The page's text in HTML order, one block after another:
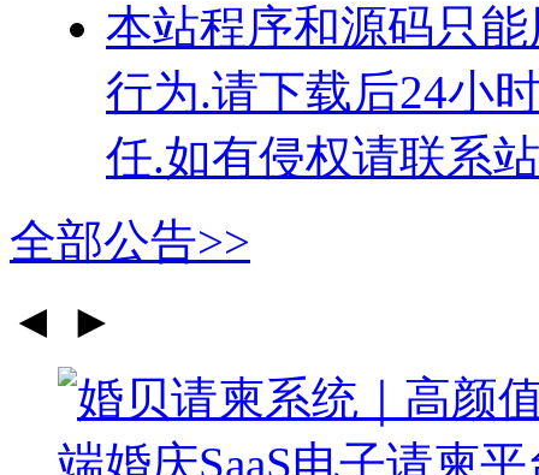
本站程序和源码只
行为.请下载后24小
任.如有侵权请联系
全部公告>>
◄ ►